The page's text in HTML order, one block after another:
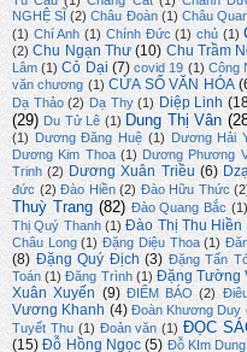
NGHỆ SĨ (2) Châu Đoàn (1) Châu
(1) Chí Anh (1) Chính Đức (1) chủ (1)
(2) Chu Ngạn Thư (10) Chu Trầm
Lâm (1) Cỏ Dại (7) covid 19 (1) Công
văn chương (1) CỬA SỔ VĂN HÓA
Dạ Thảo (2) Dạ Thy (1) Diệp Linh
(29) Du Tử Lê (1) Dung Thị Vân
(1)
Dương Đăng Huệ (1) Dương Hải
Dương Kim Thoa (1) Dương Phương
Trinh (2) Dương Xuân Triều (6)
đức (2) Đào Hiền (2) Đào Hữu Thức
Thuỳ Trang (82) Đào Quang Bắc (1)
Thị Quý Thanh (1) Đào Thị Thu Hiền
Châu Long (1) Đặng Diệu Thoa (1)
(8) Đặng Quý Địch (3) Đặng Tấn
Toán (1) Đăng Trình (1) Đặng Tường
Xuân Xuyến (9) ĐIỂM BÁO (2)
Vương Khanh (4) Đoàn Khương Duy
Tuyết Thu (1) Đoản văn (1) ĐỌC
(15) Đỗ Hồng Ngọc (5) Đỗ KIm Dung